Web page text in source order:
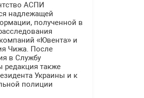
АСПИ
надлежащей
полученной в
«Ювента» и
Чижа. После
в Службу
редакция также
Украины и к
полиции